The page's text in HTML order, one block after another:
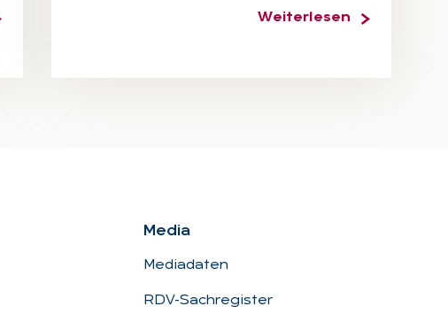
Weiterlesen
Me­dia
Mediadaten
RDV-Sachregister